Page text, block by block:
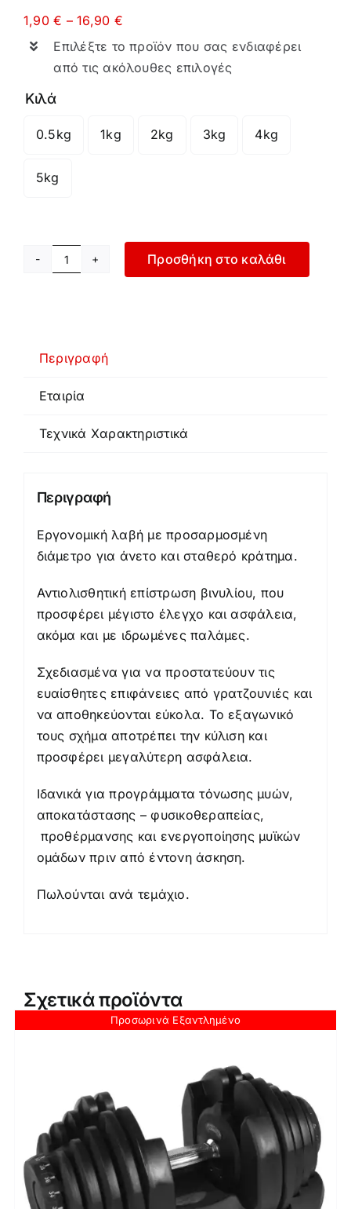
1,90€ – 16,90 €Price
1,90 €
through
Επιλέξτε το προϊόν που σας ενδιαφέρει
από τις ακόλουθες επιλογές
Κιλά
0.5kg 1kg 2kg 3kg 4kg
5kg
Βαράκια
Προσθήκη στο καλάθι
Περιγραφή
Εταιρία
Τεχνικά Χαρακτηριστικά
Περιγραφή
Εργονομική λαβή με προσαρμοσμένη
διάμετρο για άνετο και σταθερό κράτημα.
Αντιολισθητική επίστρωση βινυλίου, που
προσφέρει μέγιστο έλεγχο και ασφάλεια,
ακόμα και με ιδρωμένες παλάμες.
Σχεδιασμέναγια να προστατεύουν τις
ευαίσθητες επιφάνειες από γρατζουνιές και
να αποθηκεύονται εύκολα. Το εξαγωνικό
τους σχήμα αποτρέπει την κύλιση και
προσφέρει μεγαλύτερη ασφάλεια.
Ιδανικά για προγράμματατόνωσης μυών,
αποκατάστασης – φυσικοθεραπείας,
προθέρμανσης και ενεργοποίησης μυϊκών
ομάδων πριν από έντονη άσκηση.
Πωλούνται ανά τεμάχιο.
Σχετικά προϊόντα
Προσωρινά Εξαντλημένο